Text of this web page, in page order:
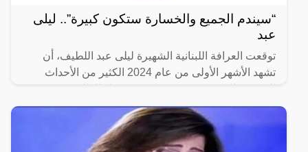
“سيندم الجميع والخسارة ستكون كبيرة”.. ليلى
عبد
توقعت العرافة اللبنانية الشهيرة ليلى عبد اللطيف، أن
تشهد الأشهر الأولى من عام 2024 الكثير من الأحداث
الدول